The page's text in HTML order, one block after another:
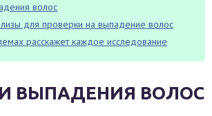
волос
для проверки на выпадение волос
расскажет каждое исследование
ВЫПАДЕНИЯ ВОЛОС